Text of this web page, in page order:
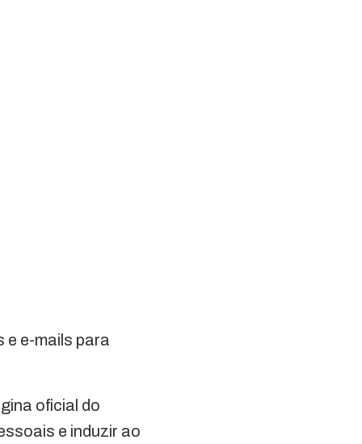
e e-mails para
oficial do
e induzir ao